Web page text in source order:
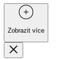
Zobrazit více